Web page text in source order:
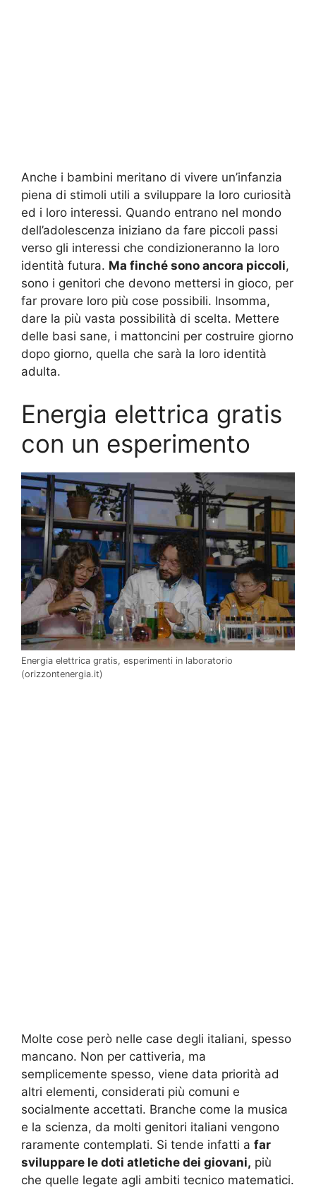
Anche i bambini meritano di vivere un’infanzia
piena di stimoli utili a sviluppare la loro curiosità
ed i loro interessi. Quando entrano nel mondo
dell’adolescenza iniziano da fare piccoli passi
verso gli interessi che condizioneranno la loro
identità futura. Ma finché sono ancora piccoli,
sono i genitori che devono mettersi in gioco, per
far provare loro più cose possibili. Insomma,
dare la più vasta possibilità di scelta. Mettere
delle basi sane, i mattoncini per costruire giorno
dopo giorno, quella che sarà la loro identità
adulta.
Energia elettrica gratis
con un esperimento
Energia elettrica gratis, esperimenti in laboratorio
(orizzontenergia.it)
Molte cose però nelle case degli italiani, spesso
mancano. Non per cattiveria, ma
semplicemente spesso, viene data priorità ad
altri elementi, considerati più comuni e
socialmente accettati. Branche come la musica
e la scienza, da molti genitori italiani vengono
raramente contemplati. Si tende infatti a far
sviluppare le doti atletiche dei giovani, più
che quelle legate agli ambiti tecnico matematici.